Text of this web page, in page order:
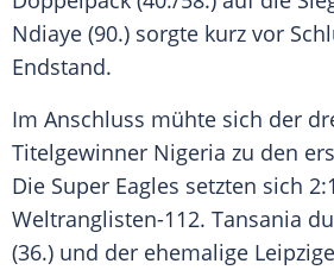
Ndiaye (90.) sorgte kurz vor
Endstand.
Im Anschluss mühte sich der
Titelgewinner Nigeria zu den
Die Super Eagles setzten sich
Weltranglisten-112. Tansania
(36.) und der ehemalige